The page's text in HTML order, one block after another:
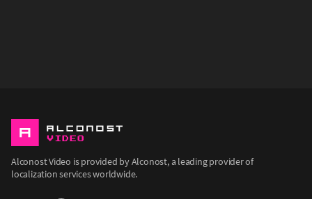
Alconost Video is provided by Alconost, a leading provider of
localization services worldwide.